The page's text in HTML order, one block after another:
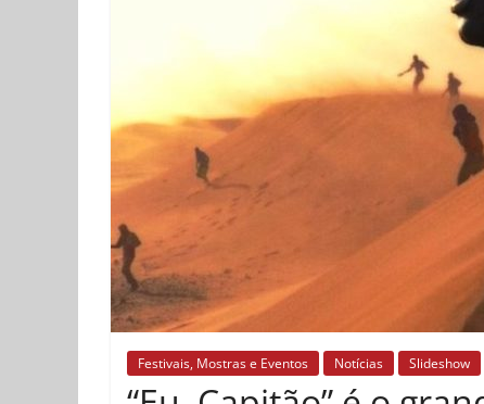
Festivais, Mostras e Eventos Notícias Slideshow